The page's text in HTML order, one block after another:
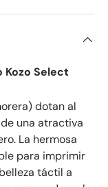
Kozo Select
dotan al
una atractiva
La hermosa
para imprimir
táctil a